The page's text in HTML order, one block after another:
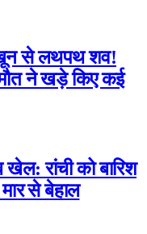
खून से लथपथ शव!
मौत ने खड़े किए कई
रांची को बारिश
से बेहाल